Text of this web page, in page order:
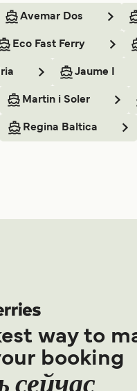
Avemar Dos
Eco Fast Ferry
Jaume I
Martin i Soler
Regina Baltica
way to
booking
сейчас